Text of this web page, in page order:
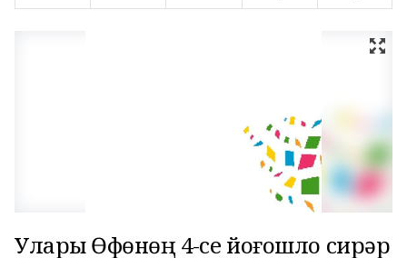
Уларҙы Өфөнөң 4-се йоғошло сирҙәр